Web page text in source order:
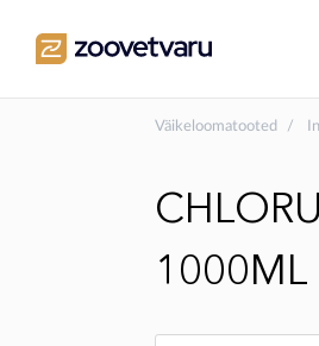
Väikeloomatooted